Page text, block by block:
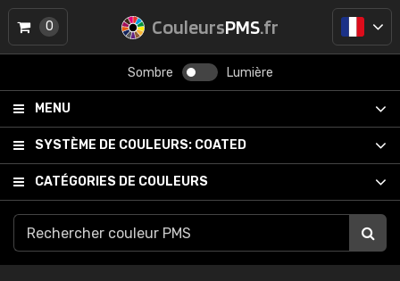
CouleursPMS.fr
Sombre Lumière
MENU
SYSTÈME DE COULEURS: COATED
CATÉGORIES DE COULEURS
0